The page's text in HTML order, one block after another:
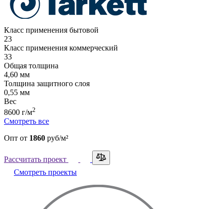
Класс применения бытовой
23
Класс применения коммерческий
33
Общая толщина
4,60 мм
Толщина защитного слоя
0,55 мм
Вес
8600 г/м2
Смотреть все
Опт от 1860 руб/м²
Рассчитать проект
Смотреть проекты